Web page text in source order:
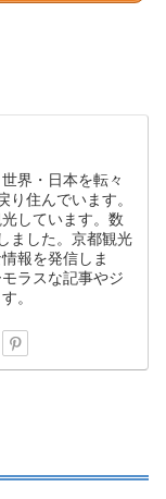
界・日本を転々
り住んでいます。
しています。数
ました。京都観光
報を発信しま
ラスな記事やジ
。